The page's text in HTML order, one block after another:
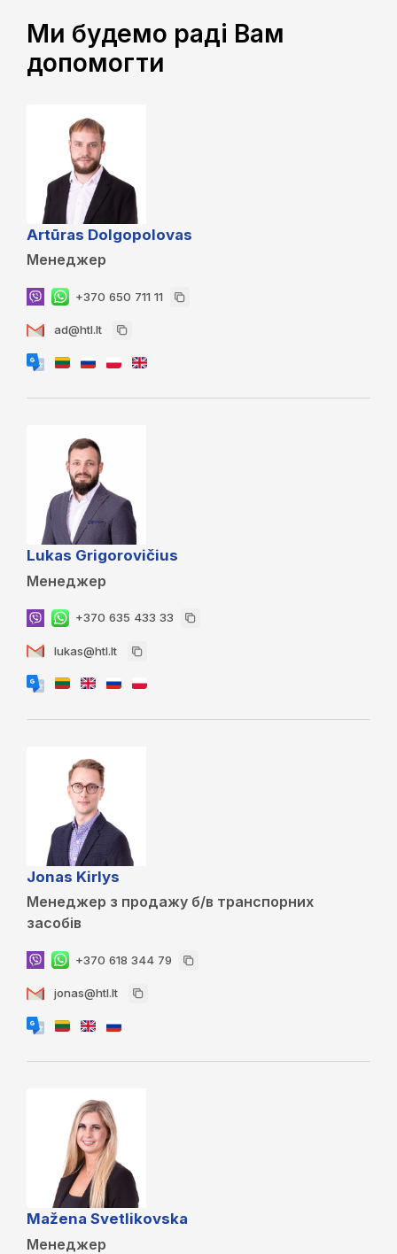
Ми будемо раді Вам
допомогти
Artūras Dolgopolovas
Менеджер
+370 650 711 11
ad@htl.lt
Lukas Grigorovičius
Менеджер
+370 635 433 33
lukas@htl.lt
Jonas Kirlys
Менеджер з продажу б/в транспорних
засобів
+370 618 344 79
jonas@htl.lt
Mažena Svetlikovska
Менеджер